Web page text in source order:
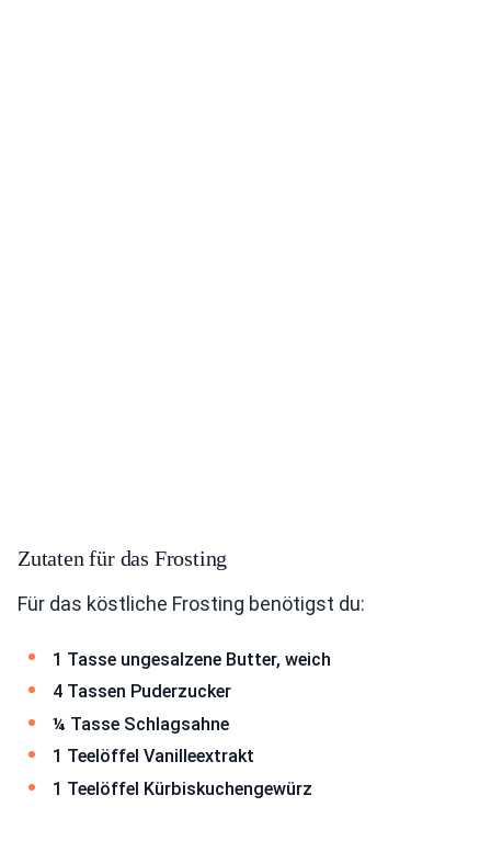
Zutaten für das Frosting
Für das köstliche Frosting benötigst du:
1 Tasse ungesalzene Butter, weich
4 Tassen Puderzucker
¼ Tasse Schlagsahne
1 Teelöffel Vanilleextrakt
1 Teelöffel Kürbiskuchengewürz